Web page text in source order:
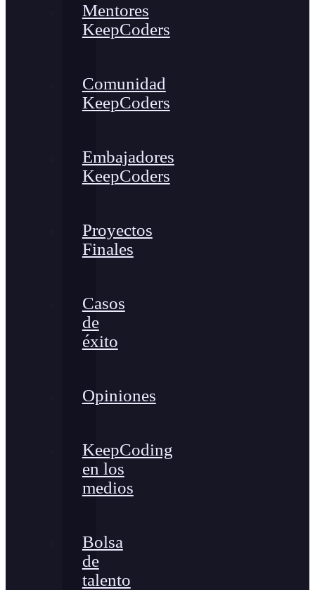
Mentores
KeepCoders
Comunidad
KeepCoders
Embajadores
KeepCoders
Proyectos
Finales
Casos
de
éxito
Opiniones
KeepCoding
en los
medios
Bolsa
de
talento